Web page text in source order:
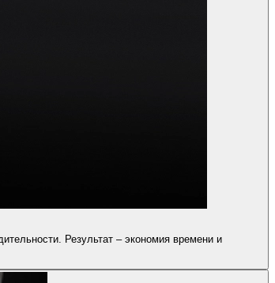
Результат – экономия времени и